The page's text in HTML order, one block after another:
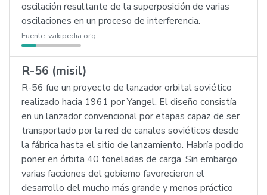
oscilación resultante de la superposición de varias
oscilaciones en un proceso de interferencia.
Fuente: wikipedia.org
R-56 (misil)
R-56 fue un proyecto de lanzador orbital soviético
realizado hacia 1961 por Yangel. El diseño consistía
en un lanzador convencional por etapas capaz de ser
transportado por la red de canales soviéticos desde
la fábrica hasta el sitio de lanzamiento. Habría podido
poner en órbita 40 toneladas de carga. Sin embargo,
varias facciones del gobierno favorecieron el
desarrollo del mucho más grande y menos práctico